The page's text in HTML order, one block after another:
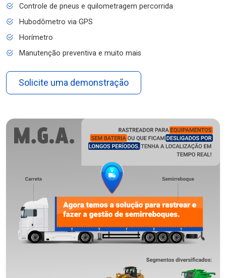
Controle de pneus e quilometragem percorrida
Hubodômetro via GPS
Horímetro
Manutenção preventiva e muito mais
Solicite uma demonstração